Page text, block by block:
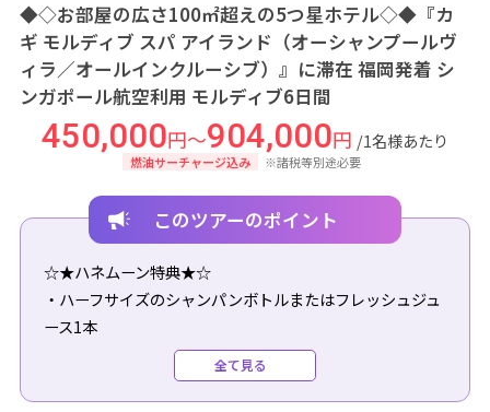
◆◇お部屋の広さ100㎡超えの5つ星ホテル◇◆『カ
ギ モルディブ スパ アイランド（オーシャンプールヴ
ィラ／オールインクルーシブ）』に滞在 福岡発着 シ
ンガポール航空利用 モルディブ6日間
450,000円～904,000円 /1名様あたり
燃油サーチャージ込み ※諸税等別途必要
このツアーのポイント
☆★ハネムーン特典★☆
・ハーフサイズのシャンパンボトルまたはフレッシュジュ
ース1本
・チョコレートケーキまたはフルーツバスケット1つ
全て見る